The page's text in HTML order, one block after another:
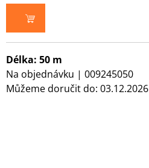
DO KOŠÍKU
Délka: 50 m
Na objednávku | 009245050
Můžeme doručit do: 03.12.2026